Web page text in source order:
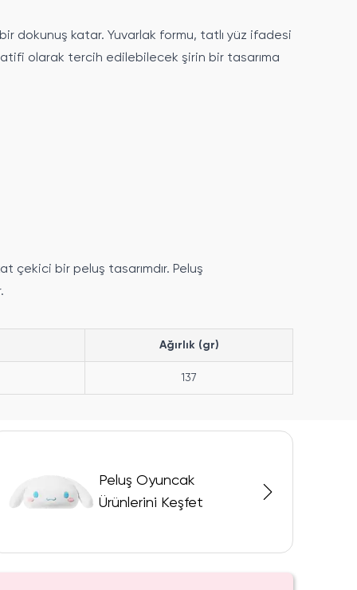
dokunuş katar. Yuvarlak formu, tatlı yüz ifadesi
olarak tercih edilebilecek şirin bir tasarıma
çekici bir peluş tasarımdır. Peluş
Ağırlık (gr)
137
Peluş Oyuncak
Ürünlerini Keşfet